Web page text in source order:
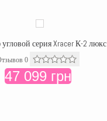
серия Xracer К-2 люкс
0
47 099 грн